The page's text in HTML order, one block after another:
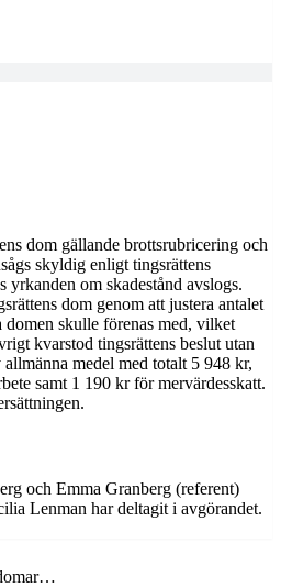
dom gällande brottsrubricering och
skyldig enligt tingsrättens
yrkanden om skadestånd avslogs.
dom genom att justera antalet
skulle förenas med, vilket
kvarstod tingsrättens beslut utan
medel med totalt 5 948 kr,
samt 1 190 kr för mervärdesskatt.
och Emma Granberg (referent)
Lenman har deltagit i avgörandet.